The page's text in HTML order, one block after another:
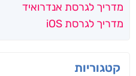
מדריך לגרסת אנדרואיד
מדריך לגרסת iOS
קטגוריות